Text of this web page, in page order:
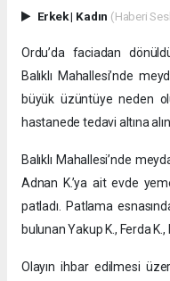
Erkek| Kadın (Haberi
Ordu’da faciadan
Balıklı Mahallesi’nde
büyük üzüntüye neden
hastanede tedavi altına
Balıklı Mahallesi’nde
Adnan K.’ya ait evde
patladı. Patlama
bulunan Yakup K., Ferda K.,
Olayın ihbar edilmesi